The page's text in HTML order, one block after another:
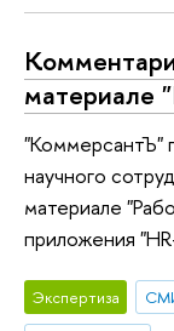
материале
"КоммерсантЪ"
научного
материале
приложения
Экспертиза